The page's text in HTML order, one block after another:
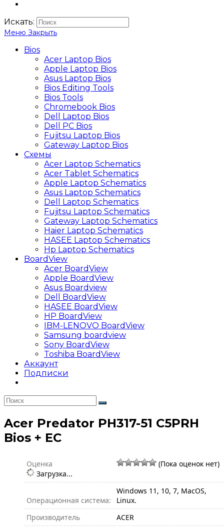
Искать:
Меню Закрыть
Bios
Acer Laptop Bios
Apple Laptop Bios
Asus Laptop Bios
Bios Editing Tools
Bios Tools
Chromebook Bios
Dell Laptop Bios
Dell PC Bios
Fujitsu Laptop Bios
Gateway Laptop Bios
Схемы
Acer Laptop Schematics
Acer Tablet Schematics
Apple Laptop Schematics
Asus Laptop Schematics
Dell Laptop Schematics
Fujitsu Laptop Schematics
Gateway Laptop Schematics
Haier Laptop Schematics
HASEE Laptop Schematics
Hp Laptop Schematics
BoardView
Acer BoardView
Apple BoardView
Asus Boardview
Dell BoardView
HASEE BoardView
HP BoardView
IBM-LENOVO BoardView
Samsung boardview
Sony BoardView
Toshiba BoardView
Аккаунт
Подписки
Acer Predator PH317-51 C5PRH
Bios + EC
Оценка
(Пока оценок нет)
Загрузка...
Операционная система:
Windows 11, 10, 7, MacOS,
Linux.
Производитель
ACER